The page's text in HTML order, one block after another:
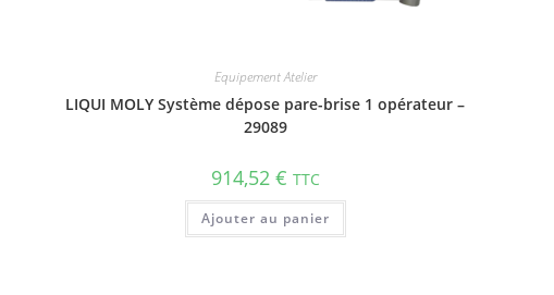
Equipement Atelier
LIQUI MOLY Système dépose pare-brise 1 opérateur –
29089
914,52 € TTC
Ajouter au panier